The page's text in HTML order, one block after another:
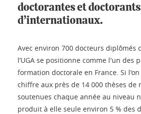
doctorantes et
d’internationaux.
Avec environ 700 docteurs diplômés
l’UGA se positionne comme l'un des
formation doctorale en France. Si
chiffre aux près de 14 000 thèses de
soutenues chaque année au niveau
produit à elle seule environ 5 % des